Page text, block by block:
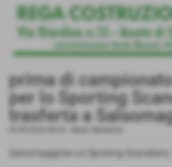
prima di
per lo Sporting
trasferta a
Salsomaggiore-vs-Sporting Scandiano: